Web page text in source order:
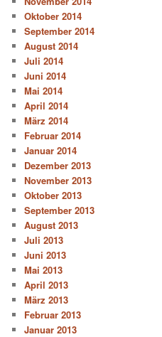
Oktober 2014
September 2014
August 2014
Juli 2014
Juni 2014
Mai 2014
April 2014
März 2014
Februar 2014
Januar 2014
Dezember 2013
November 2013
Oktober 2013
September 2013
August 2013
Juli 2013
Juni 2013
Mai 2013
April 2013
März 2013
Februar 2013
Januar 2013